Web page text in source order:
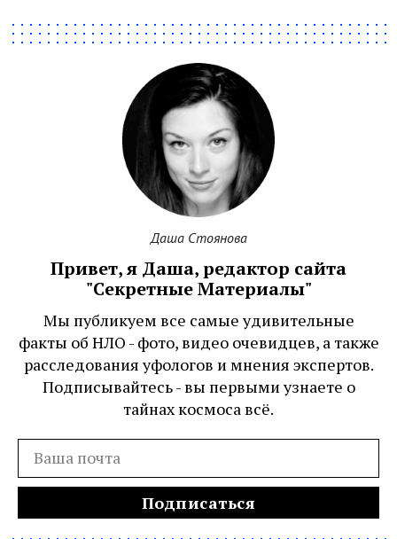
Даша Стоянова
Привет, я Даша, редактор сайта
"Секретные Материалы"
Мы публикуем все самые удивительные
факты об НЛО - фото, видео очевидцев, а также
расследования уфологов и мнения экспертов.
Подписывайтесь - вы первыми узнаете о
тайнах космоса всё.
Подписаться